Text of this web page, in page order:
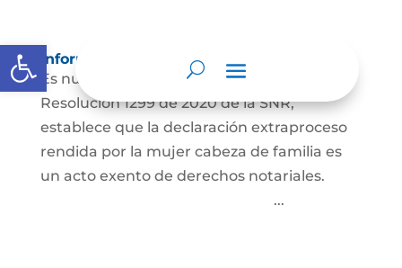
Abrir barra de herramientas
Información para Mujeres.
Es nuestro deber informar que La
Resolución 1299 de 2020 de la SNR,
establece que la declaración extraproceso
rendida por la mujer cabeza de familia es
un acto exento de derechos notariales.
...